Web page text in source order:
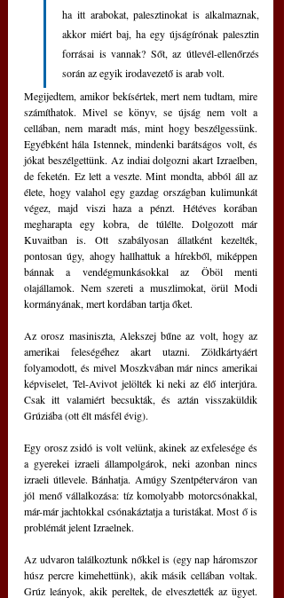
ha itt arabokat, palesztinokat is alkalmaznak,
akkor miért baj, ha egy újságírónak palesztin
forrásai is vannak? Sőt, az útlevél-ellenőrzés
során az egyik irodavezető is arab volt.
Megijedtem, amikor bekísértek, mert nem tudtam, mire
számíthatok. Mivel se könyv, se újság nem volt a
cellában, nem maradt más, mint hogy beszélgessünk.
Egyébként hála Istennek, mindenki barátságos volt, és
jókat beszélgettünk. Az indiai dolgozni akart Izraelben,
de feketén. Ez lett a veszte. Mint mondta, abból áll az
élete, hogy valahol egy gazdag országban kulimunkát
végez, majd viszi haza a pénzt. Hétéves korában
megharapta egy kobra, de túlélte. Dolgozott már
Kuvaitban is. Ott szabályosan állatként kezelték,
pontosan úgy, ahogy hallhattuk a hírekből, miképpen
bánnak a vendégmunkásokkal az Öböl menti
olajállamok. Nem szereti a muszlimokat, örül Modi
kormányának, mert kordában tartja őket.
Az orosz masiniszta, Alekszej bűne az volt, hogy az
amerikai feleségéhez akart utazni. Zöldkártyáért
folyamodott, és mivel Moszkvában már nincs amerikai
képviselet, Tel-Avivot jelölték ki neki az élő interjúra.
Csak itt valamiért becsukták, és aztán visszaküldik
Grúziába (ott élt másfél évig).
Egy orosz zsidó is volt velünk, akinek az exfelesége és
a gyerekei izraeli állampolgárok, neki azonban nincs
izraeli útlevele. Bánhatja. Amúgy Szentpéterváron van
jól menő vállalkozása: tíz komolyabb motorcsónakkal,
már-már jachtokkal csónakáztatja a turistákat. Most ő is
problémát jelent Izraelnek.
Az udvaron találkoztunk nőkkel is (egy nap háromszor
húsz percre kimehettünk), akik másik cellában voltak.
Grúz leányok, akik pereltek, de elvesztették az ügyet.